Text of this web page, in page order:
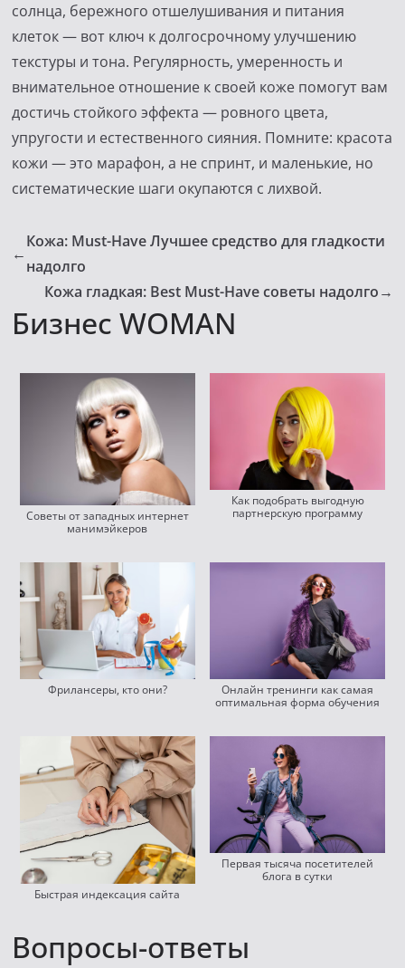
солнца, бережного отшелушивания и питания
клеток — вот ключ к долгосрочному улучшению
текстуры и тона. Регулярность, умеренность и
внимательное отношение к своей коже помогут вам
достичь стойкого эффекта — ровного цвета,
упругости и естественного сияния. Помните: красота
кожи — это марафон, а не спринт, и маленькие, но
систематические шаги окупаются с лихвой.
←
Кожа: Must-Have Лучшее средство для гладкости
надолго
Кожа гладкая: Best Must-Have советы надолго→
Бизнес WOMAN
Советы от западных интернет
манимэйкеров
Как подобрать выгодную
партнерскую программу
Фрилансеры, кто они?
Онлайн тренинги как самая
оптимальная форма обучения
Быстрая индексация сайта
Первая тысяча посетителей
блога в сутки
Вопросы-ответы